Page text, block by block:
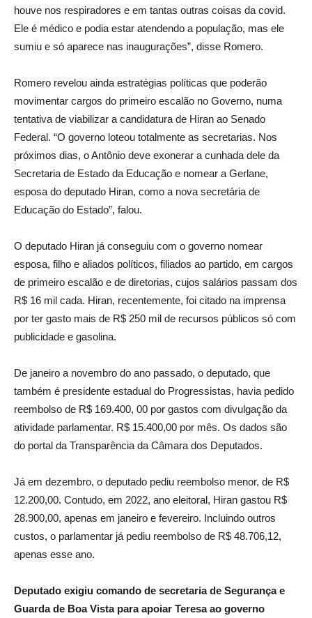
houve nos respiradores e em tantas outras coisas da covid.
Ele é médico e podia estar atendendo a população, mas ele
sumiu e só aparece nas inaugurações”, disse Romero.
Romero revelou ainda estratégias políticas que poderão
movimentar cargos do primeiro escalão no Governo, numa
tentativa de viabilizar a candidatura de Hiran ao Senado
Federal. “O governo loteou totalmente as secretarias. Nos
próximos dias, o Antônio deve exonerar a cunhada dele da
Secretaria de Estado da Educação e nomear a Gerlane,
esposa do deputado Hiran, como a nova secretária de
Educação do Estado”, falou.
O deputado Hiran já conseguiu com o governo nomear
esposa, filho e aliados políticos, filiados ao partido, em cargos
de primeiro escalão e de diretorias, cujos salários passam dos
R$ 16 mil cada. Hiran, recentemente, foi citado na imprensa
por ter gasto mais de R$ 250 mil de recursos públicos só com
publicidade e gasolina.
De janeiro a novembro do ano passado, o deputado, que
também é presidente estadual do Progressistas, havia pedido
reembolso de R$ 169.400, 00 por gastos com divulgação da
atividade parlamentar. R$ 15.400,00 por mês. Os dados são
do portal da Transparência da Câmara dos Deputados.
Já em dezembro, o deputado pediu reembolso menor, de R$
12.200,00. Contudo, em 2022, ano eleitoral, Hiran gastou R$
28.900,00, apenas em janeiro e fevereiro. Incluindo outros
custos, o parlamentar já pediu reembolso de R$ 48.706,12,
apenas esse ano.
Deputado exigiu comando de secretaria de Segurança e
Guarda de Boa Vista para apoiar Teresa ao governo